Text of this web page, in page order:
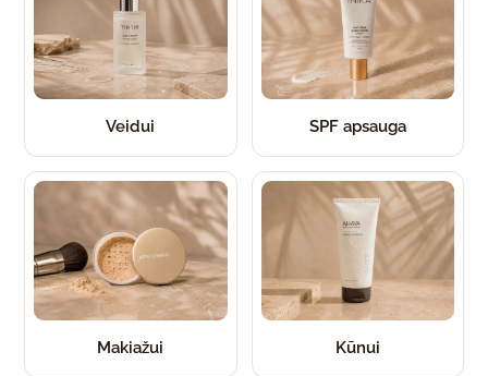
Veidui SPF apsauga
Makiažui Kūnui